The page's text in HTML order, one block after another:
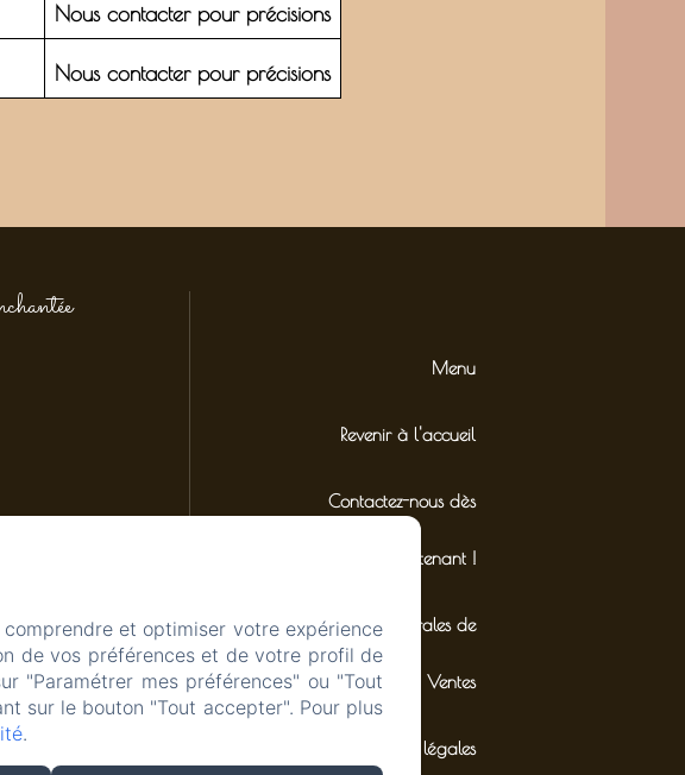
Nous contacter pour précisions
Nous contacter pour précisions
Menu
Revenir à l'accueil
Contactez-nous dès
maintenant !
Conditions Générales de
Ventes
Mentions légales
et optimiser votre expérience
de vos préférences et de votre profil de
"Paramétrer mes préférences" ou "Tout
sur le bouton "Tout accepter". Pour plus
.